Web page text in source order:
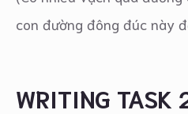
con đường đông đúc này
WRITING TASK